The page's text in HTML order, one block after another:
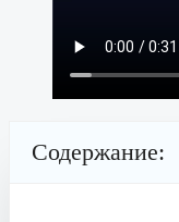
Содержание: